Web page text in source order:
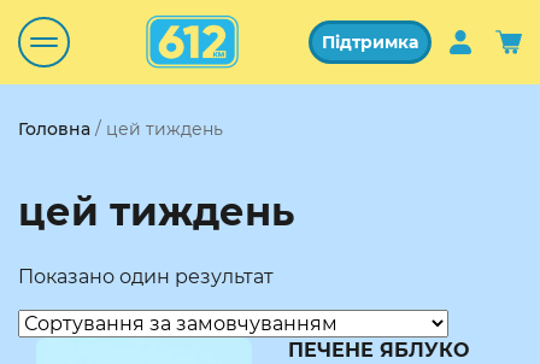
Підтримка
Головна / цей тиждень
цей тиждень
Показано один результат
ПЕЧЕНЕ ЯБЛУКО